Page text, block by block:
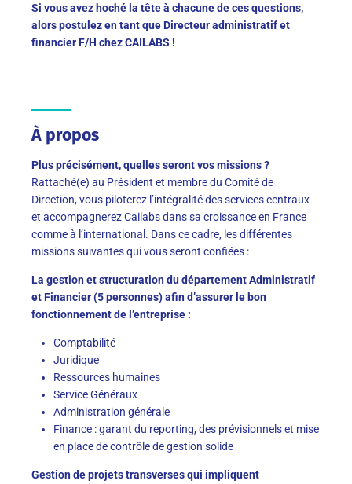
Si vous avez hoché la tête à chacune de ces questions,
alors postulez en tant que Directeur administratif et
financier F/H chez CAILABS !
À propos
Plus précisément, quelles seront vos missions ?
Rattaché(e) au Président et membre du Comité de
Direction, vous piloterez l’intégralité des services centraux
et accompagnerez Cailabs dans sa croissance en France
comme à l’international. Dans ce cadre, les différentes
missions suivantes qui vous seront confiées :
La gestion et structuration du département Administratif
et Financier (5 personnes) afin d’assurer le bon
fonctionnement de l’entreprise :
Comptabilité
Juridique
Ressources humaines
Service Généraux
Administration générale
Finance : garant du reporting, des prévisionnels et mise
en place de contrôle de gestion solide
Gestion de projets transversesqui impliquent